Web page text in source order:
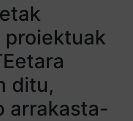
proiektuak
ditu,
arrakasta-